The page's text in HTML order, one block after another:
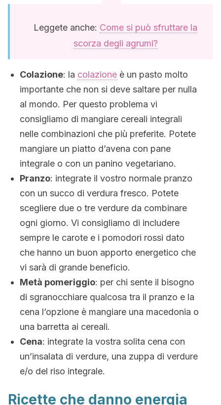
Leggete anche: Come si può sfruttare la
scorza degli agrumi?
Colazione: la colazione è un pasto molto
importante che non si deve saltare per nulla
al mondo. Per questo problema vi
consigliamo di mangiare cereali integrali
nelle combinazioni che più preferite. Potete
mangiare un piatto d’avena con pane
integrale o con un panino vegetariano.
Pranzo: integrate il vostro normale pranzo
con un succo di verdura fresco. Potete
scegliere due o tre verdure da combinare
ogni giorno. Vi consigliamo di includere
sempre le carote e i pomodori rossi dato
che hanno un buon apporto energetico che
vi sarà di grande beneficio.
Metà pomeriggio: per chi sente il bisogno
di sgranocchiare qualcosa tra il pranzo e la
cena l’opzione è mangiare una macedonia o
una barretta ai cereali.
Cena: integrate la vostra solita cena con
un’insalata di verdure, una zuppa di verdure
e/o del riso integrale.
Ricette che danno energia